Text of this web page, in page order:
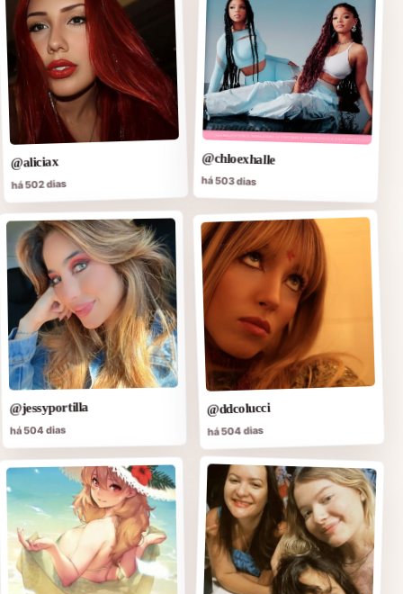
@aliciax
há 502 dias
@chloexhalle
há 503 dias
@jessyportilla
há 504 dias
@ddcolucci
há 504 dias